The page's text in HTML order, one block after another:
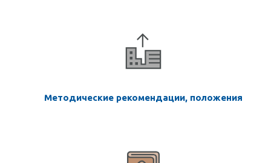
Методические рекомендации, положения